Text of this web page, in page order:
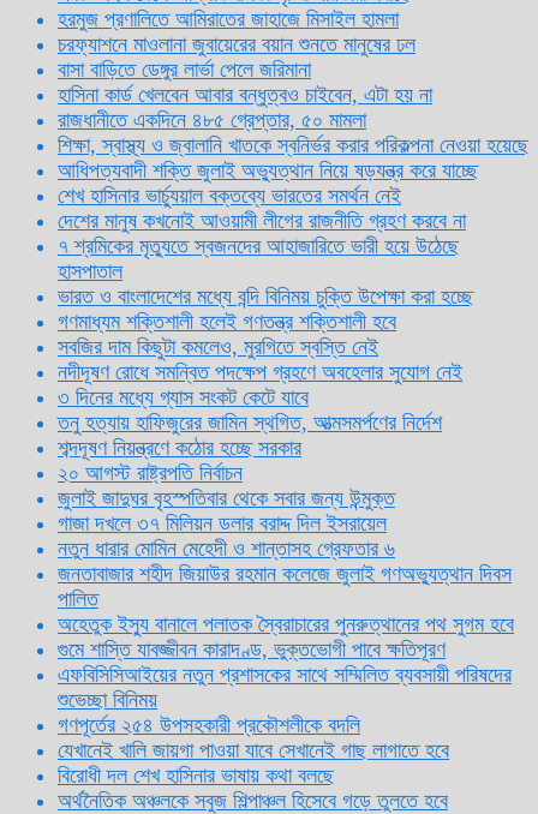
হরমুজ প্রণালিতে আমিরাতের জাহাজে মিসাইল হামলা
চরফ্যাশনে মাওলানা জুবায়েরের বয়ান শুনতে মানুষের ঢল
বাসা বাড়িতে ডেঙ্গুর লার্ভা পেলে জরিমানা
হাসিনা কার্ড খেলবেন আবার বন্ধুত্বও চাইবেন, এটা হয় না
রাজধানীতে একদিনে ৪৮৫ গ্রেপ্তার, ৫০ মামলা
শিক্ষা, স্বাস্থ্য ও জ্বালানি খাতকে স্বনির্ভর করার পরিকল্পনা নেওয়া হয়েছে
আধিপত্যবাদী শক্তি জুলাই অভ্যুত্থান নিয়ে ষড়যন্ত্র করে যাচ্ছে
শেখ হাসিনার ভার্চ্যুয়াল বক্তব্যে ভারতের সমর্থন নেই
দেশের মানুষ কখনোই আওয়ামী লীগের রাজনীতি গ্রহণ করবে না
৭ শ্রমিকের মৃত্যুতে স্বজনদের আহাজারিতে ভারী হয়ে উঠেছে
হাসপাতাল
ভারত ও বাংলাদেশের মধ্যে বন্দি বিনিময় চুক্তি উপেক্ষা করা হচ্ছে
গণমাধ্যম শক্তিশালী হলেই গণতন্ত্র শক্তিশালী হবে
সবজির দাম কিছুটা কমলেও, মুরগিতে স্বস্তি নেই
নদীদূষণ রোধে সমন্বিত পদক্ষেপ গ্রহণে অবহেলার সুযোগ নেই
৩ দিনের মধ্যে গ্যাস সংকট কেটে যাবে
তনু হত্যায় হাফিজুরের জামিন স্থগিত, আত্মসমর্পণের নির্দেশ
শব্দদূষণ নিয়ন্ত্রণে কঠোর হচ্ছে সরকার
২০ আগস্ট রাষ্ট্রপতি নির্বাচন
জুলাই জাদুঘর বৃহস্পতিবার থেকে সবার জন্য উন্মুক্ত
গাজা দখলে ৩৭ মিলিয়ন ডলার বরাদ্দ দিল ইসরায়েল
নতুন ধারার মোমিন মেহেদী ও শান্তাসহ গ্রেফতার ৬
জনতাবাজার শহীদ জিয়াউর রহমান কলেজে জুলাই গণঅভ্যুত্থান দিবস
পালিত
অহেতুক ইস্যু বানালে পলাতক স্বৈরাচারের পুনরুত্থানের পথ সুগম হবে
গুমে শাস্তি যাবজ্জীবন কারাদণ্ড, ভুক্তভোগী পাবে ক্ষতিপূরণ
এফবিসিসিআইয়ের নতুন প্রশাসকের সাথে সম্মিলিত ব্যবসায়ী পরিষদের
শুভেচ্ছা বিনিময়
গণপূর্তের ২৫৪ উপসহকারী প্রকৌশলীকে বদলি
যেখানেই খালি জায়গা পাওয়া যাবে সেখানেই গাছ লাগাতে হবে
বিরোধী দল শেখ হাসিনার ভাষায় কথা বলছে
অর্থনৈতিক অঞ্চলকে সবুজ শিল্পাঞ্চল হিসেবে গড়ে তুলতে হবে